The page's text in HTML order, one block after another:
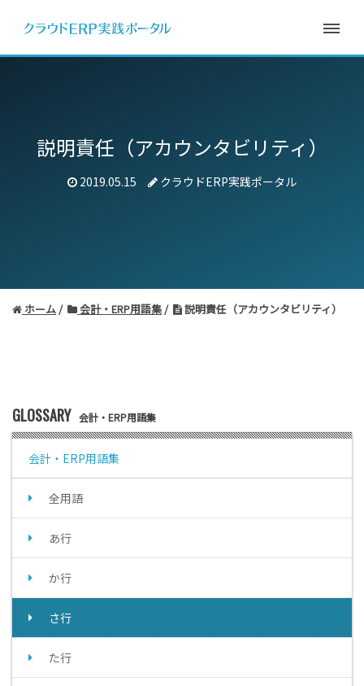
説明責任（アカウンタビリティ）
2019.05.15 クラウドERP実践ポータル
ホーム 会計・ERP用語集 説明責任（アカウンタビリティ）
GLOSSARY 会計・ERP用語集
会計・ERP用語集
全用語
あ行
か行
さ行
た行